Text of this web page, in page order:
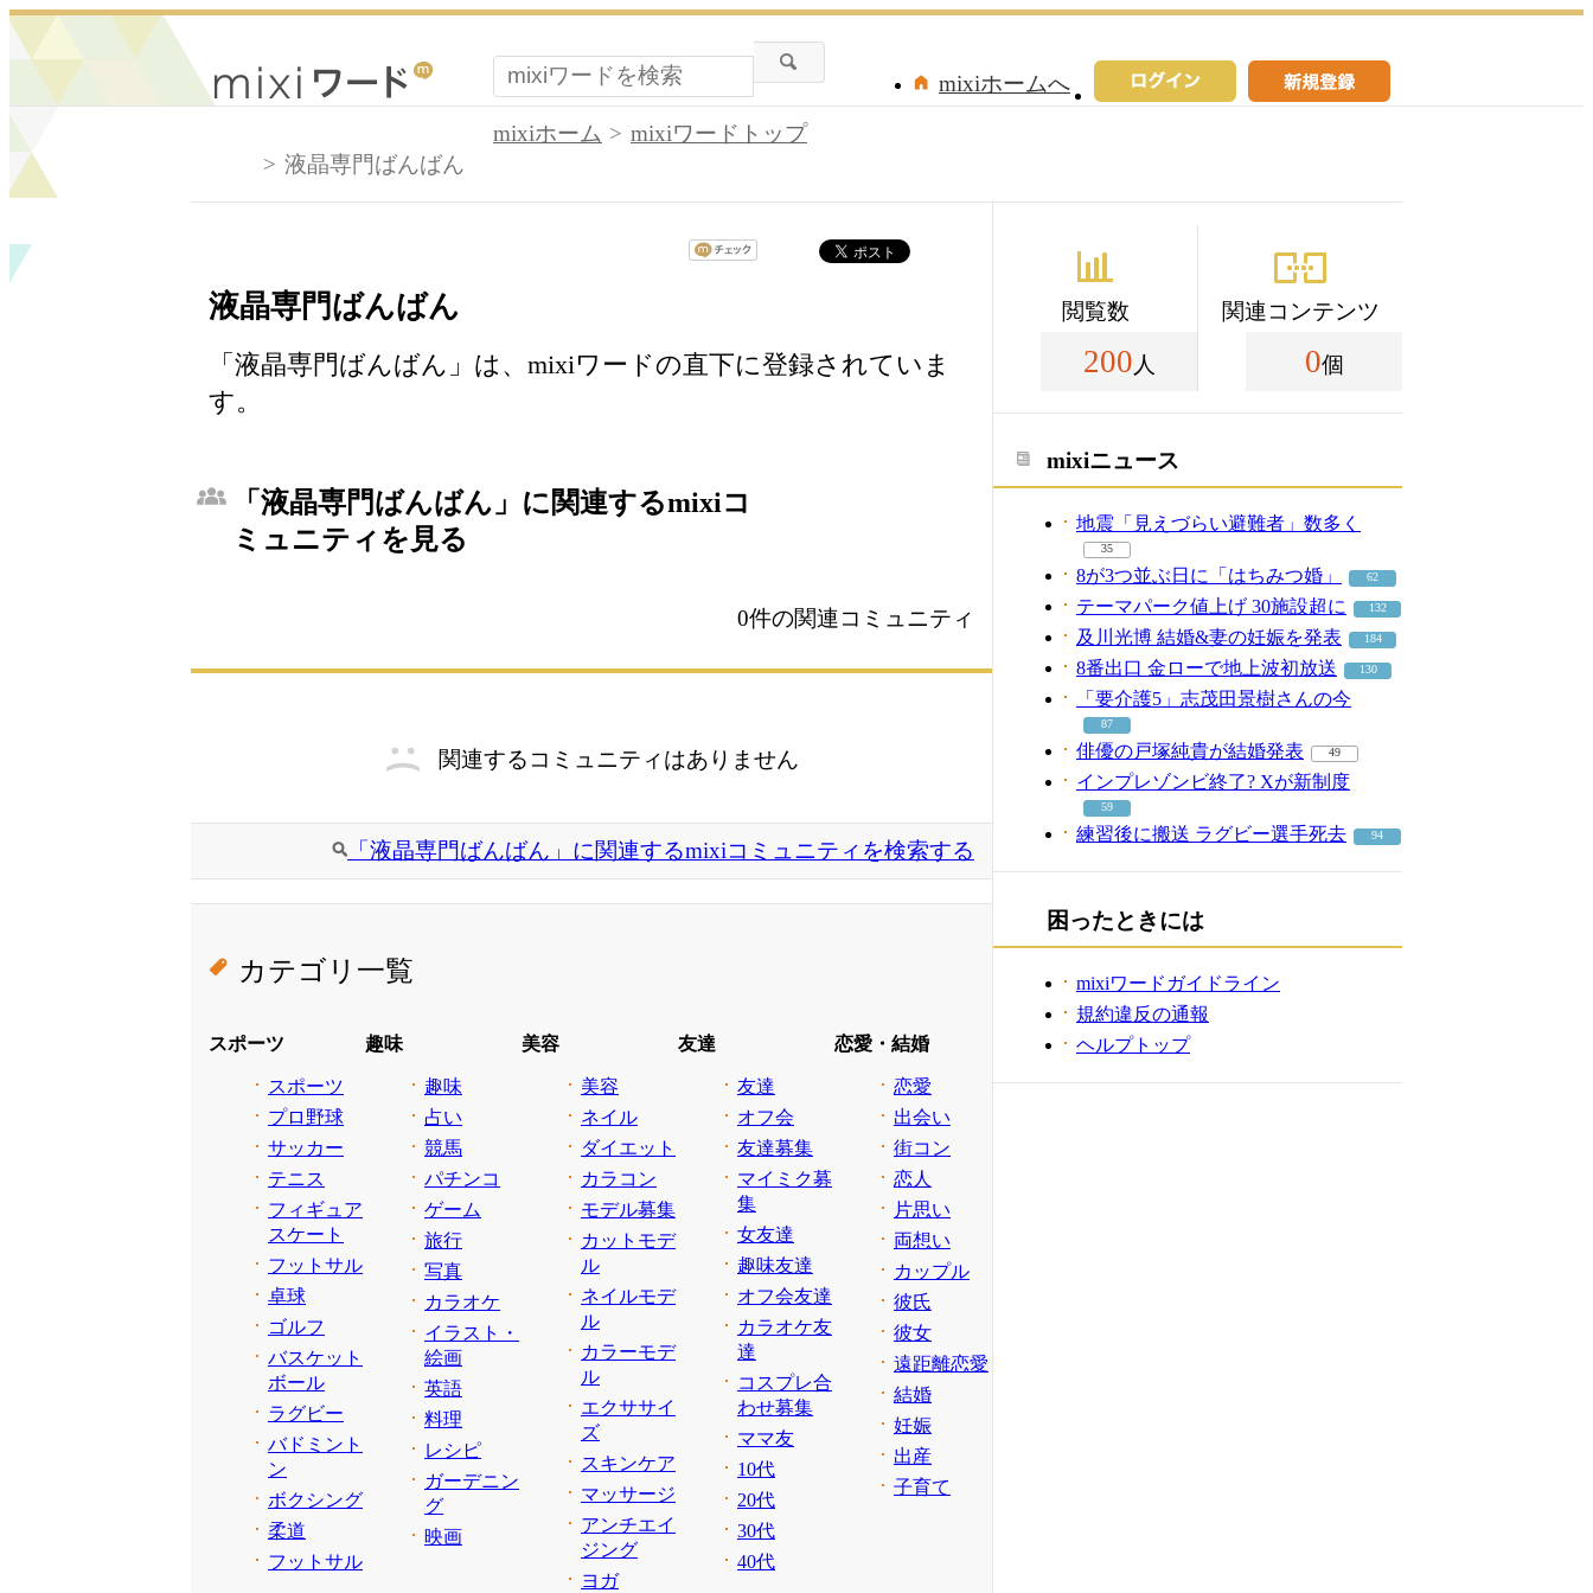
mixiホームへ
mixiホーム
mixiワードトップ
液晶専門ばんばん
液晶専門ばんばん
「液晶専門ばんばん」は、mixiワードの直下に登録されていま
す。
「液晶専門ばんばん」に関連するmixiコ
ミュニティを見る
0件の関連コミュニティ
関連するコミュニティはありません
「液晶専門ばんばん」に関連するmixiコミュニティを検索する
カテゴリ一覧
スポーツ
スポーツ
プロ野球
サッカー
テニス
フィギュア
スケート
フットサル
卓球
ゴルフ
バスケット
ボール
ラグビー
バドミント
ン
ボクシング
柔道
フットサル
趣味
趣味
占い
競馬
パチンコ
ゲーム
旅行
写真
カラオケ
イラスト・
絵画
英語
料理
レシピ
ガーデニン
グ
映画
美容
美容
ネイル
ダイエット
カラコン
モデル募集
カットモデ
ル
ネイルモデ
ル
カラーモデ
ル
エクササイ
ズ
スキンケア
マッサージ
アンチエイ
ジング
ヨガ
友達
友達
オフ会
友達募集
マイミク募
集
女友達
趣味友達
オフ会友達
カラオケ友
達
コスプレ合
わせ募集
ママ友
10代
20代
30代
40代
恋愛・結婚
恋愛
出会い
街コン
恋人
片思い
両想い
カップル
彼氏
彼女
遠距離恋愛
結婚
妊娠
出産
子育て
閲覧数
200 人
関連コンテンツ
0個
mixiニュース
地震「見えづらい避難者」数多く
35
8が3つ並ぶ日に「はちみつ婚」 62
テーマパーク値上げ 30施設超に 132
及川光博 結婚&妻の妊娠を発表 184
8番出口 金ローで地上波初放送 130
「要介護5」志茂田景樹さんの今
87
俳優の戸塚純貴が結婚発表 49
インプレゾンビ終了? Xが新制度
59
練習後に搬送 ラグビー選手死去 94
困ったときには
mixiワードガイドライン
規約違反の通報
ヘルプトップ